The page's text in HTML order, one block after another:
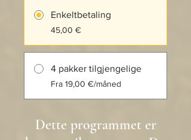
Enkeltbetaling
45,00 €
4 pakker tilgjengelige
Fra 19,00 €/måned
Dette programmet er